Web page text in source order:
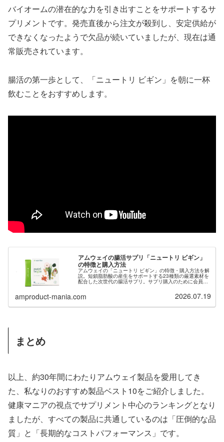
バイオームの潜在的な力を引き出すことをサポートするサ
プリメントです。発売直後から注文が殺到し、安定供給が
できなくなったようで欠品が続いていましたが、現在は通
常販売されています。
腸活の第一歩として、「ニュートリ ビギン」を朝に一杯
飲むことをおすすめします。
アムウェイの腸活サプリ「ニュートリ ビギン」
の特徴と購入方法
アムウェイの「ニュートリ ビギン」の特徴・購入方法を解
説。短鎖脂肪酸の産生をサポートする23種類の厳選素材を
配合した次世代の腸活サプリ。サプリ購入のために会員登
amproduct-mania.com 2026.07.19
まとめ
以上、約30年間にわたりアムウェイ製品を愛用してき
た、私なりのおすすめ製品ベスト10をご紹介しました。
健康マニアの視点でサプリメント中心のランキングとなり
ましたが、すべての製品に共通しているのは「圧倒的な品
質」と「長期的なコストパフォーマンス」です。